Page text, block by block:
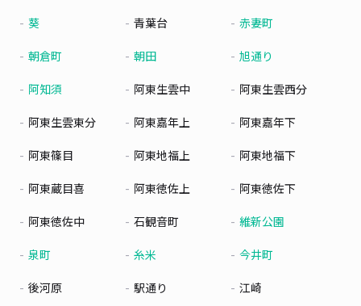
葵 青葉台 赤妻町
朝倉町 朝田 旭通り
阿知須 阿東生雲中 阿東生雲西分
阿東生雲東分 阿東嘉年上 阿東嘉年下
阿東篠目 阿東地福上 阿東地福下
阿東蔵目喜 阿東徳佐上 阿東徳佐下
阿東徳佐中 石観音町 維新公園
泉町 糸米 今井町
後河原 駅通り 江崎